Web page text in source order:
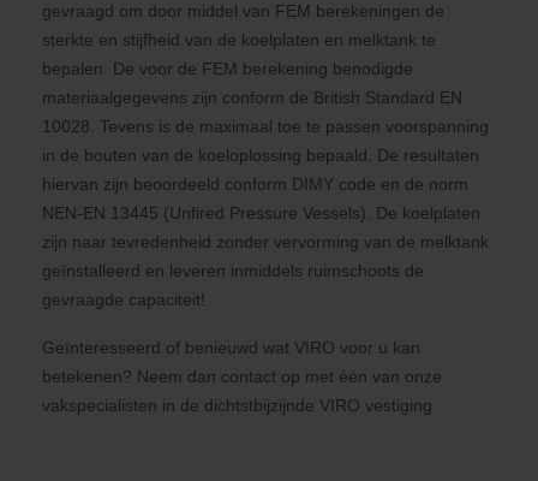
gevraagd om door middel van FEM berekeningen de
sterkte en stijfheid van de koelplaten en melktank te
bepalen. De voor de FEM berekening benodigde
materiaalgegevens zijn conform de British Standard EN
10028. Tevens is de maximaal toe te passen voorspanning
in de bouten van de koeloplossing bepaald. De resultaten
hiervan zijn beoordeeld conform DIMY code en de norm
NEN-EN 13445 (Unfired Pressure Vessels). De koelplaten
zijn naar tevredenheid zonder vervorming van de melktank
geïnstalleerd en leveren inmiddels ruimschoots de
gevraagde capaciteit!
Geïnteresseerd of benieuwd wat VIRO voor u kan
betekenen? Neem dan contact op met één van onze
vakspecialisten in de dichtstbijzijnde VIRO vestiging